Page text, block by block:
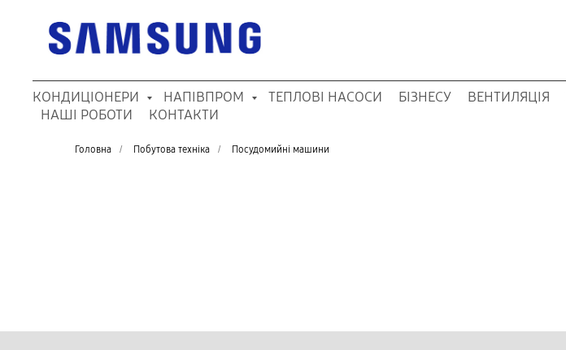
КОНДИЦІОНЕРИ НАПІВПРОМ ТЕПЛОВІ НАСОСИ БІЗНЕСУ ВЕНТИЛЯЦІЯ
НАШІ РОБОТИ
КОНТАКТИ
Головна / Побутова техніка / Посудомийні машини